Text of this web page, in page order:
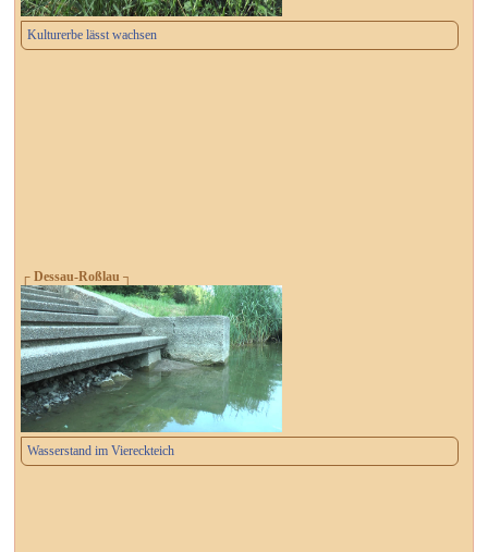
Kulturerbe lässt wachsen
┌ Dessau-Roßlau ┐
Wasserstand im Viereckteich